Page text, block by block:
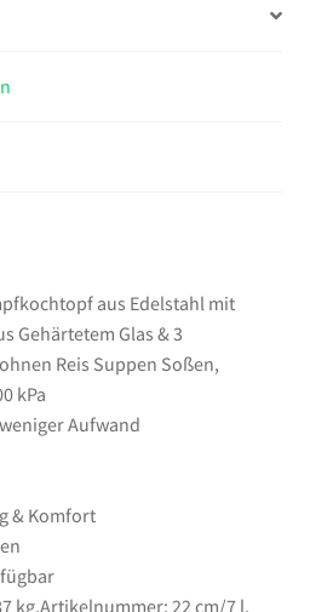
aus Edelstahl mit
Gehärtetem Glas & 3
Reis Suppen Soßen,
kPa
Aufwand
& Komfort
kg,Artikelnummer: 22 cm/7 l,